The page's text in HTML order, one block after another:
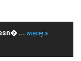
... więcej